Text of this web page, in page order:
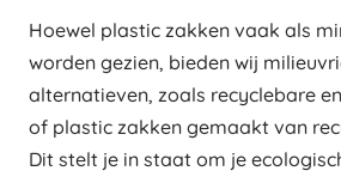
Hoewel plastic zakken vaak als
worden gezien, bieden wij
alternatieven, zoals recyclebare
of plastic zakken gemaakt van
Dit stelt je in staat om je